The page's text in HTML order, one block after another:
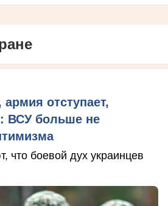
армия отступает,
ВСУ больше не
что боевой дух украинцев